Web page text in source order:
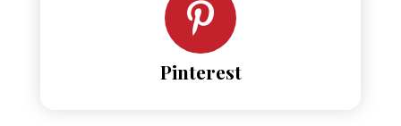
Pinterest